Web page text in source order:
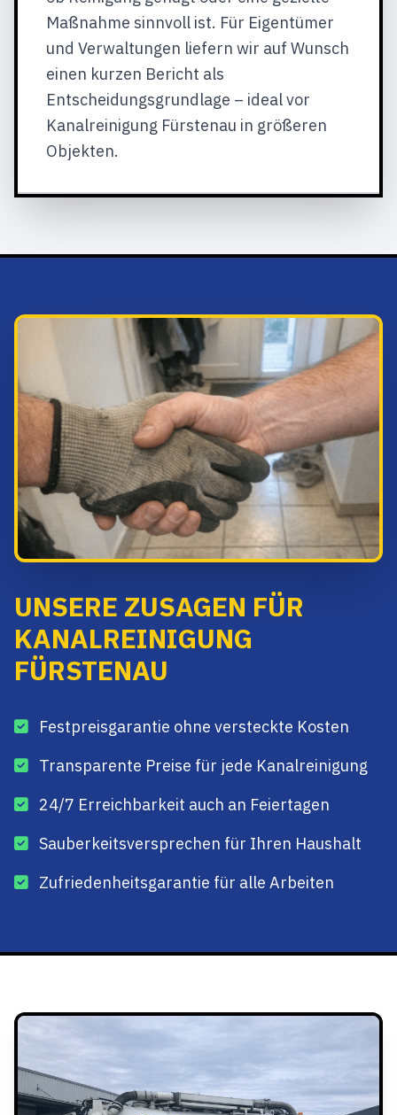
Maßnahme sinnvoll ist. Für Eigentümer
und Verwaltungen liefern wir auf Wunsch
einen kurzen Bericht als
Entscheidungsgrundlage – ideal vor
Kanalreinigung Fürstenau in größeren
Objekten.
UNSERE ZUSAGEN FÜR
KANALREINIGUNG
FÜRSTENAU
Festpreisgarantie ohne versteckte Kosten
Transparente Preise für jede Kanalreinigung
24/7 Erreichbarkeit auch an Feiertagen
Sauberkeitsversprechen für Ihren Haushalt
Zufriedenheitsgarantie für alle Arbeiten